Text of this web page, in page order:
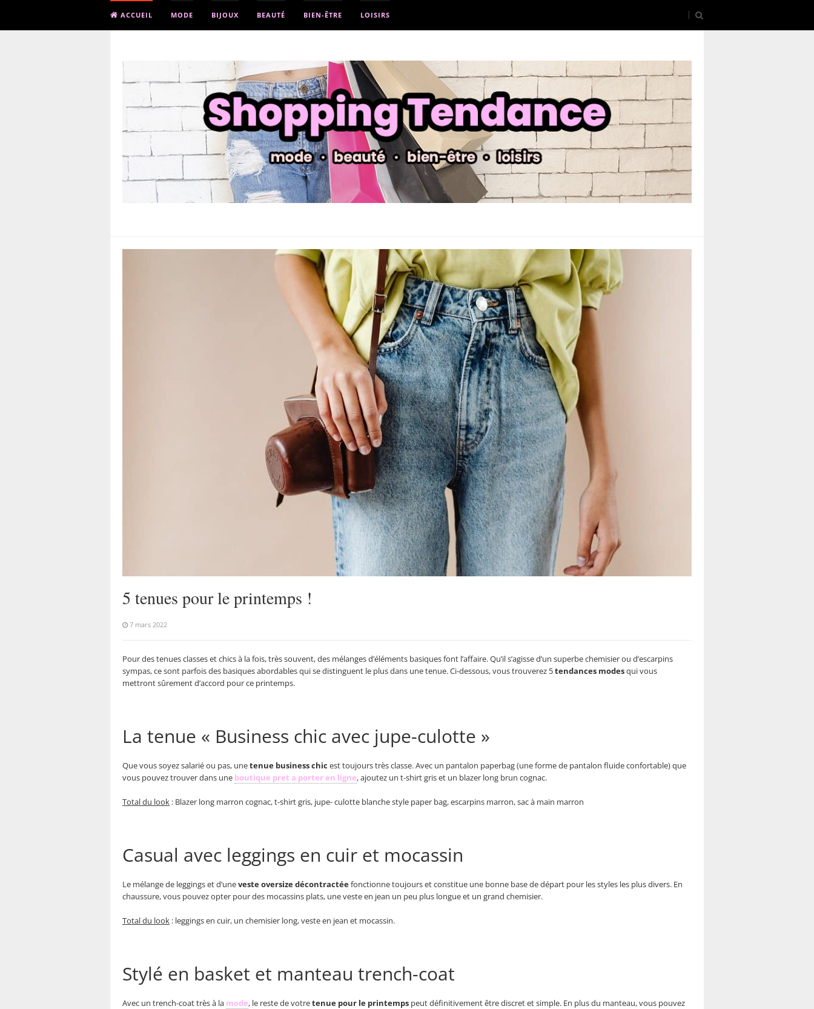
ACCUEIL MODE BIJOUX BEAUTÉ BIEN-ÊTRE LOISIRS
5 tenues pour le printemps !
7 mars 2022
Pour des tenues classes et chics à la fois, très souvent, des mélanges d’éléments basiques font l’affaire. Qu’il s’agisse d’un superbe chemisier ou d’escarpins
sympas, ce sont parfois des basiques abordables qui se distinguent le plus dans une tenue. Ci-dessous, vous trouverez 5tendances modesqui vous
mettront sûrement d’accord pour ce printemps.
La tenue « Business chic avec jupe-culotte »
Que vous soyez salarié ou pas, unetenue business chic est toujours très classe. Avec un pantalon paperbag (une forme de pantalon fluide confortable) que
vous pouvez trouver dans une boutique pret a porter en ligne, ajoutez un t-shirt gris et un blazer long brun cognac.
Total du look : Blazer long marron cognac, t-shirt gris, jupe- culotte blanche style paper bag, escarpins marron, sac à main marron
Casual avec leggings en cuir et mocassin
Le mélange de leggings et d’uneveste oversize décontractéefonctionne toujours et constitue une bonne base de départ pour les styles les plus divers. En
chaussure, vous pouvez opter pour des mocassins plats, une veste en jean un peu plus longue et un grand chemisier.
Total du look : leggings en cuir, un chemisier long, veste en jean et mocassin.
Stylé en basket et manteau trench-coat
Avec un trench-coat très à la mode, le reste de votretenue pour le printemps peut définitivement être discret et simple. En plus du manteau, vous pouvez